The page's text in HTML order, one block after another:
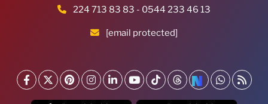
224 713 83 83 - 0544 233 46 13
[email protected]